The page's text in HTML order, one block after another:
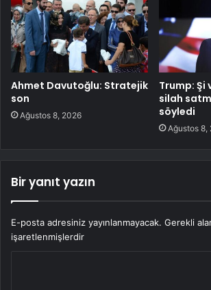
Ahmet Davutoğlu: Stratejik
son
Ağustos 8, 2026
Trump: Şi
silah
söyledi
Ağustos 8,
Bir yanıt yazın
E-posta adresiniz yayınlanmayacak. Gerekli
işaretlenmişlerdir